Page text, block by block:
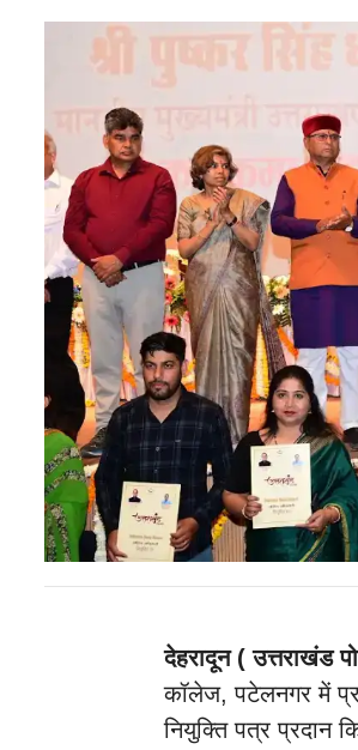
देहरादून ( उत्तराखंड
कॉलेज, पटेलनगर में
नियुक्ति पत्र प्रदान